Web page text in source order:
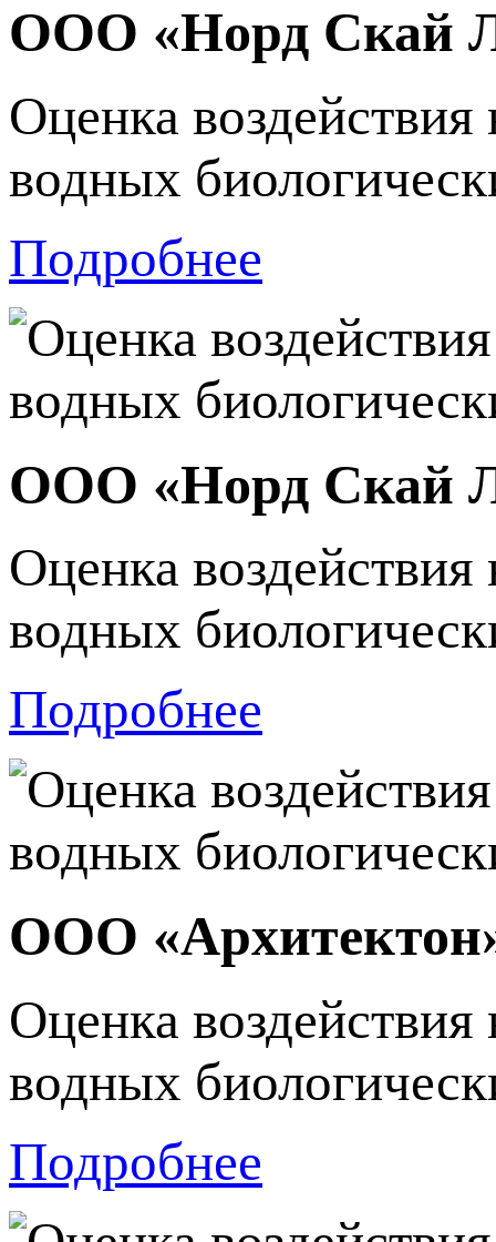
ООО «Норд Скай
Оценка
водных
Подробнее
ООО «Норд Скай
Оценка
водных
Подробнее
ООО
Оценка
водных
Подробнее